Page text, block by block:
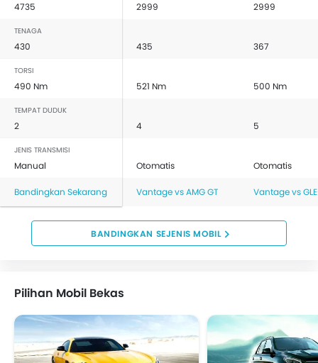
4735 2999 2999
TENAGA
430 435 367
TORSI
490 Nm 521 Nm 500 Nm
TEMPAT DUDUK
2 4 5
JENIS TRANSMISI
Manual Otomatis Otomatis
Bandingkan Sekarang Vantage vs AMG GT Vantage vs
BANDINGKAN SEJENIS MOBIL
Pilihan Mobil Bekas